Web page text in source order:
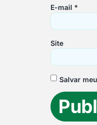
E-mail *
Site
Salvar